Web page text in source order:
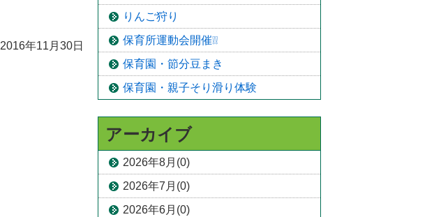
2016年11月30日
りんご狩り
保育所運動会開催❕❕
保育園・節分豆まき
保育園・親子そり滑り体験
アーカイブ
2026年8月(0)
2026年7月(0)
2026年6月(0)